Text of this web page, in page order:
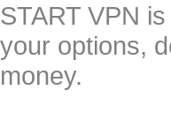
START VPN
your options,
money.